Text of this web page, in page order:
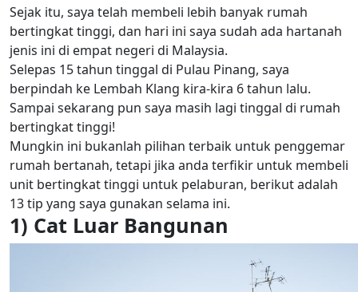
Sejak itu, saya telah membeli lebih banyak rumah
bertingkat tinggi, dan hari ini saya sudah ada hartanah
jenis ini di empat negeri di Malaysia.
Selepas 15 tahun tinggal di Pulau Pinang, saya
berpindah ke Lembah Klang kira-kira 6 tahun lalu.
Sampai sekarang pun saya masih lagi tinggal di rumah
bertingkat tinggi!
Mungkin ini bukanlah pilihan terbaik untuk penggemar
rumah bertanah, tetapi jika anda terfikir untuk membeli
unit bertingkat tinggi untuk pelaburan, berikut adalah
13 tip yang saya gunakan selama ini.
1) Cat Luar Bangunan